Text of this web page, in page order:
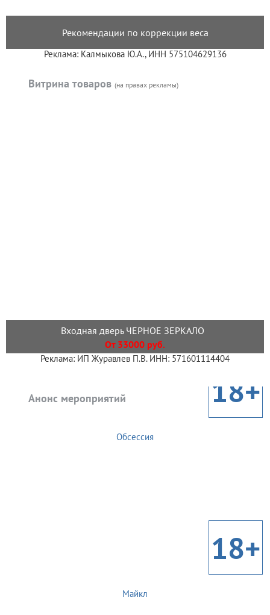
Рекомендации по коррекции веса
Реклама: Калмыкова Ю.А., ИНН 575104629136
Витрина товаров (на правах рекламы)
Входная дверь ЧЕРНОЕ ЗЕРКАЛО
От 33000 руб.
Реклама: ИП Журавлев П.В. ИНН: 571601114404
Анонс мероприятий 18+
Обсессия
18+
Майкл